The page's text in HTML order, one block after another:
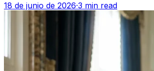
18 de junio de 2026·3 min read